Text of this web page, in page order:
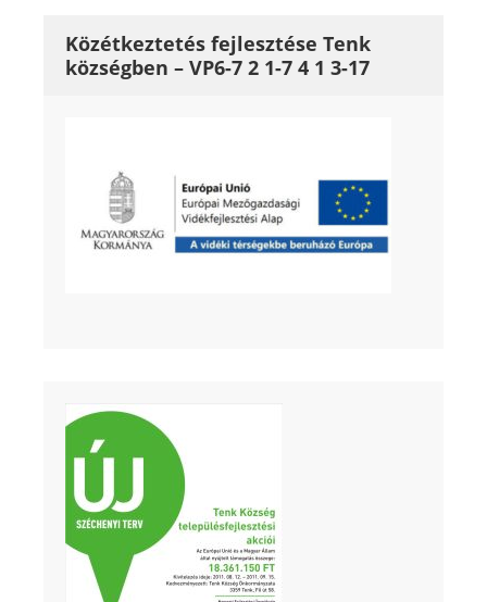
Közétkeztetés fejlesztése Tenk
községben – VP6-7 2 1-7 4 1 3-17